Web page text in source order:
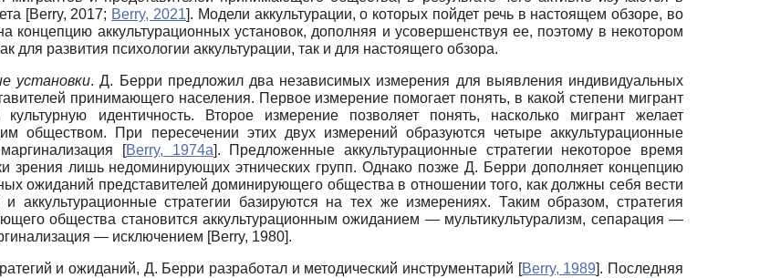
[Berry, 2017; Berry, 2021]. Модели аккультурации, о которых пойдет речь в настоящем обзоре, во
аккультурационных установок, дополняя и усовершенствуя ее, поэтому в некотором
для развития психологии аккультурации, так и для настоящего обзора.
установки. Д. Берри предложил два независимых измерения для выявления индивидуальных
принимающего населения. Первое измерение помогает понять, в какой степени мигрант
идентичность. Второе измерение позволяет понять, насколько мигрант желает
обществом. При пересечении этих двух измерений образуются четыре аккультурационные
[Berry, 1974а]. Предложенные аккультурационные стратегии некоторое время
зрения лишь недоминирующих этнических групп. Однако позже Д. Берри дополняет концепцию
ожиданий представителей доминирующего общества в отношении того, как должны себя вести
стратегии базируются на тех же измерениях. Таким образом, стратегия
общества становится аккультурационным ожиданием — мультикультурализм, сепарация —
— исключением [Berry, 1980].
и ожиданий, Д. Берри разработал и методический инструментарий [Berry, 1989]. Последняя